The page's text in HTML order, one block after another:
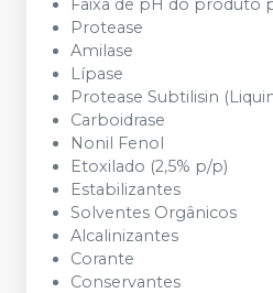
Faixa de pH do produto
Protease
Amilase
Lípase
Protease Subtilisin
Carboidrase
Nonil Fenol
Etoxilado (2,5% p/p)
Estabilizantes
Solventes Orgânicos
Alcalinizantes
Corante
Conservantes